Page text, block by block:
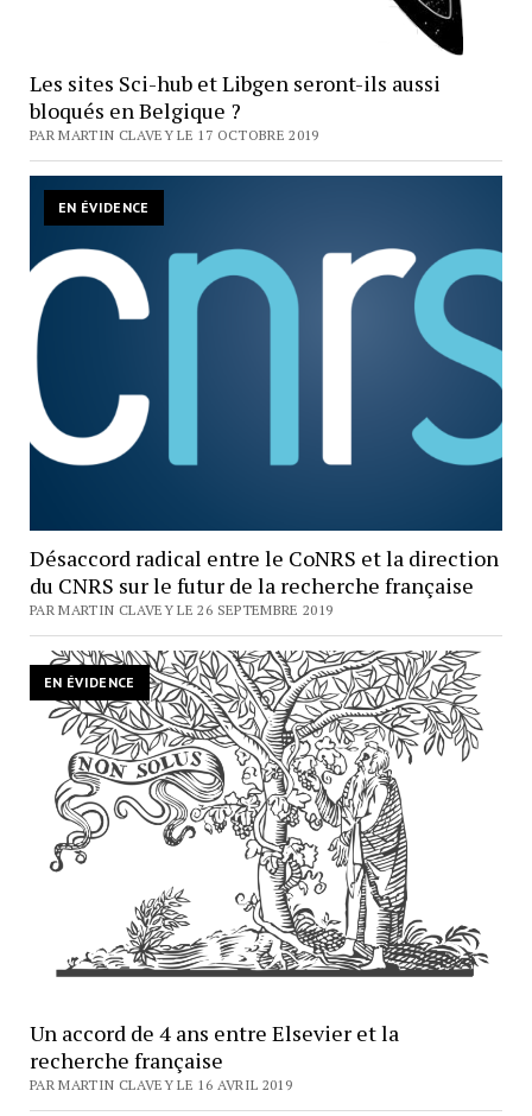
Les sites Sci-hub et Libgen seront-ils aussi
bloqués en Belgique ?
PAR MARTIN CLAVEY LE 17 OCTOBRE 2019
EN ÉVIDENCE
Désaccord radical entre le CoNRS et la direction
du CNRS sur le futur de la recherche française
PAR MARTIN CLAVEY LE 26 SEPTEMBRE 2019
EN ÉVIDENCE
Un accord de 4 ans entre Elsevier et la
recherche française
PAR MARTIN CLAVEY LE 16 AVRIL 2019